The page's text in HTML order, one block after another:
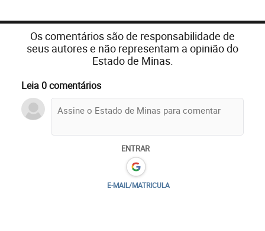
Os comentários são de responsabilidade de
seus autores e não representam a opinião do
Estado de Minas.
Leia 0 comentários
ENTRAR
E-MAIL/MATRICULA